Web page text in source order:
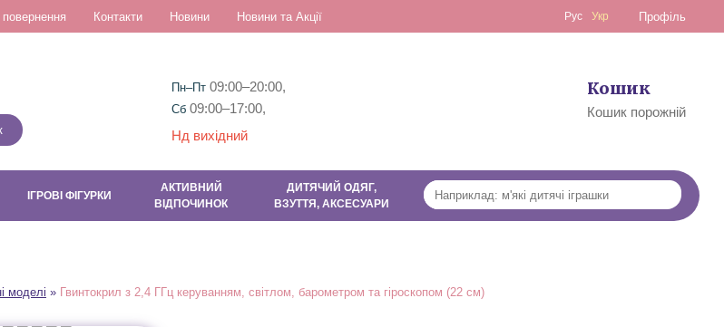
повернення Контакти Новини Новини та Акції Профіль
Рус Укр
Пн–Пт 09:00–20:00,
Сб 09:00–17:00,
Нд вихідний
Кошик
Кошик порожній
ІГРОВІ ФІГУРКИ
АКТИВНИЙ
ВІДПОЧИНОК
ДИТЯЧИЙ ОДЯГ,
ВЗУТТЯ, АКСЕСУАРИ
моделі » Гвинтокрил з 2,4 ГГц керуванням, світлом, барометром та гіроскопом (22 см)